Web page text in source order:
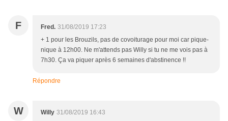
F Fred. 31/08/2019 17:23
+ 1 pour les Brouzils, pas de covoiturage pour moi car pique-
nique à 12h00. Ne m'attends pas Willy si tu ne me vois pas à
7h30. Ça va piquer après 6 semaines d'abstinence !!
Répondre
W Willy 31/08/2019 16:43